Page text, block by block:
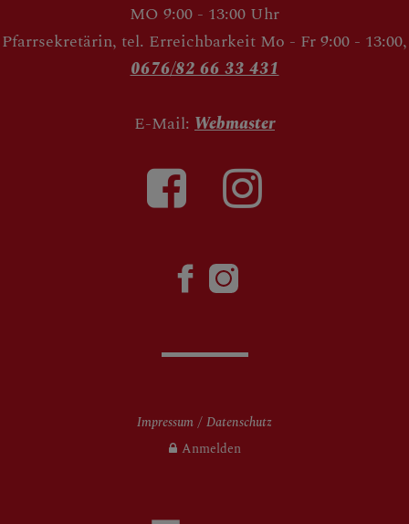
MO 9:00 - 13:00 Uhr
Pfarrsekretärin, tel. Erreichbarkeit Mo - Fr 9:00 - 13:00,
0676/82 66 33 431
E-Mail: Webmaster
Impressum
Datenschutz
Anmelden